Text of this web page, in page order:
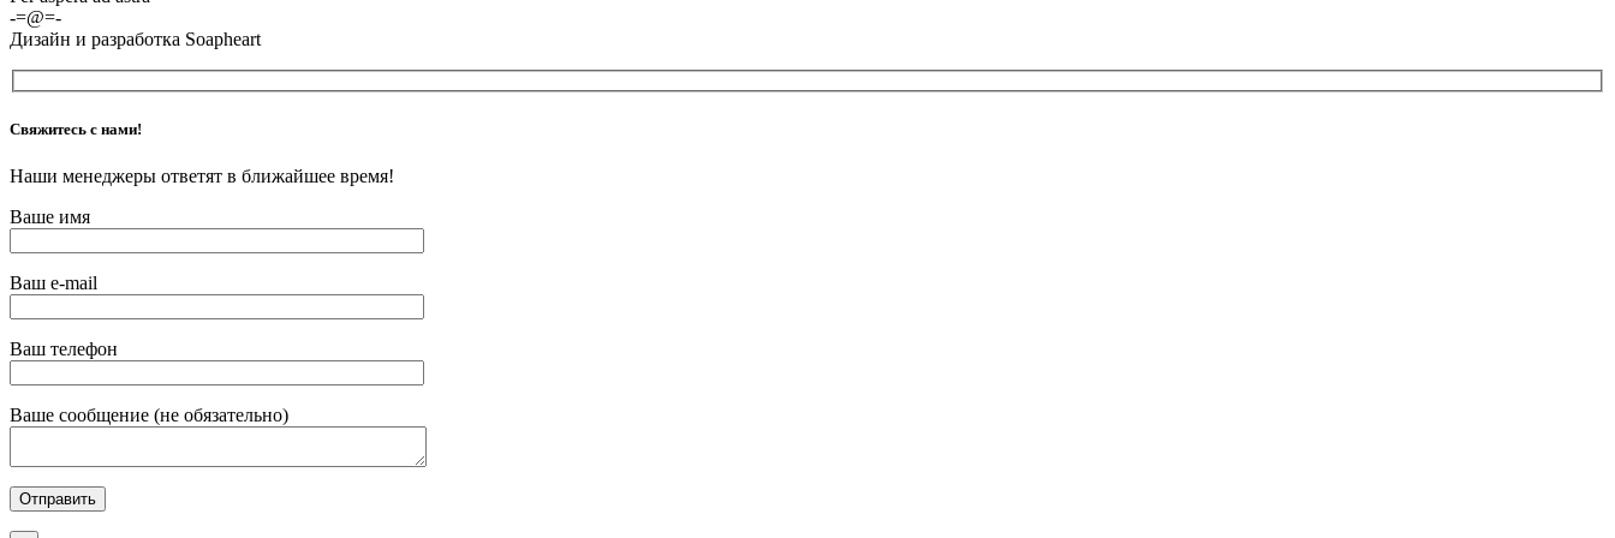
-=@=-
Дизайн и разработка Soapheart
Свяжитесь с нами!
Наши менеджеры ответят в ближайшее время!
Ваше имя
Ваш e-mail
Ваш телефон
Ваше сообщение (не обязательно)